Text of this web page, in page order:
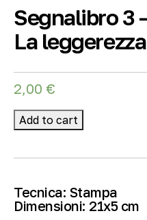
Segnalibro 3
La
2,00 €
Add to cart
Tecnica: Stampa
Dimensioni: 21x5 cm